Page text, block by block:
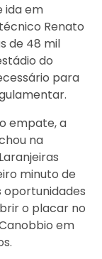
ida em
Renato
de 48 mil
do
para
empate, a
na
minuto de
oportunidades
o placar no
em